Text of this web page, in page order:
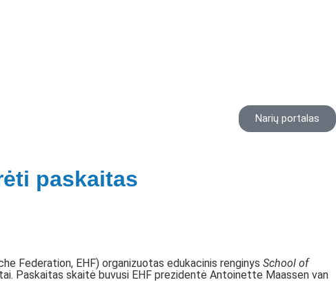
Narių portalas
paskaitas
Federation, EHF) organizuotas edukacinis renginys School of
Paskaitas skaitė buvusi EHF prezidentė Antoinette Maassen van